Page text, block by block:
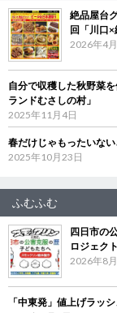
絶品屋台
回「川口
2026年4
自分で収穫した秋野菜
ランドむさしの村」
2025年11月4日
春だけじゃもったいな
2025年10月23日
ふむふむ
四日市の
ロジェク
2026年8
「中東発」値上げラッ